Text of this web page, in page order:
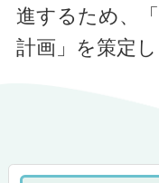
進するため、
計画」を策定